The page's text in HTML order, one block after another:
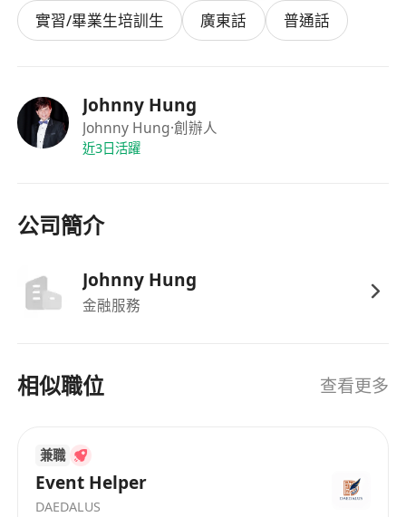
campaigns (online/offline)
- Maintain client relationships and ensure
presentations
**Requirements:**
- Final-year students, fresh graduates, and
candidates with 1–3 years of experience are
- Excellent communication skills in Cantonese
or Mandarin
- Familiarity with CRM platforms and marketing
*銷售及市場推廣專員（歡迎應屆畢業生及有工作經
驗者）*
實習/畢業生培訓生
廣東話 普通話
Johnny Hung
Johnny Hung·創辦人
近3日活躍
公司簡介
Johnny Hung
金融服務
相似職位 查看更多
兼職
Event Helper
DAEDALUS